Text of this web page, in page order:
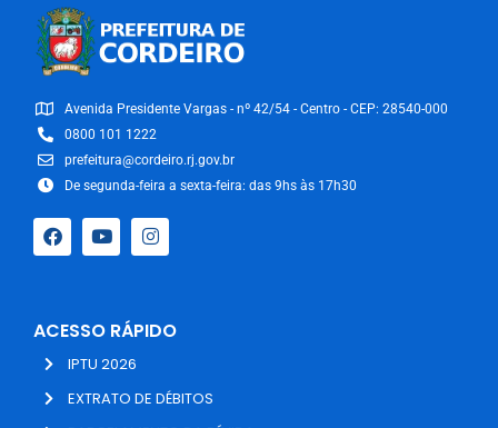
Avenida Presidente Vargas - nº 42/54 - Centro - CEP: 28540-000
0800 101 1222
prefeitura@cordeiro.rj.gov.br
De segunda-feira a sexta-feira: das 9hs às 17h30
ACESSO RÁPIDO
IPTU 2026
EXTRATO DE DÉBITOS